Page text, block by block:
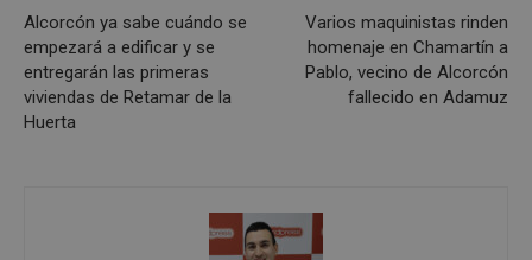
Alcorcón ya sabe cuándo se
empezará a edificar y se
entregarán las primeras
viviendas de Retamar de la
Huerta
Varios maquinistas rinden
homenaje en Chamartín a
Pablo, vecino de Alcorcón
fallecido en Adamuz